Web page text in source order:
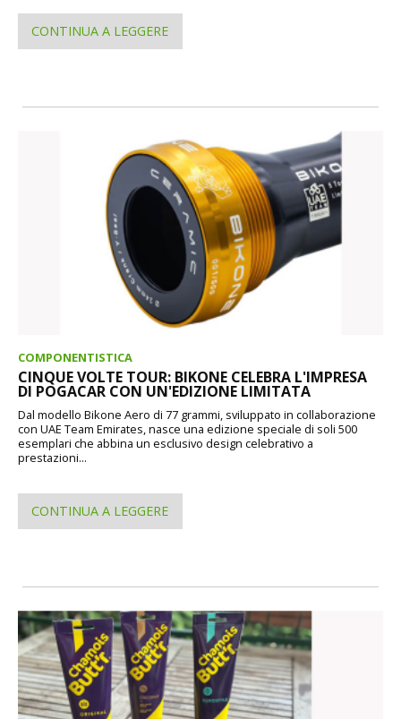
CONTINUA A LEGGERE
COMPONENTISTICA
CINQUE VOLTE TOUR: BIKONE CELEBRA L'IMPRESA
DI POGACAR CON UN'EDIZIONE LIMITATA
Dal modello Bikone Aero di 77 grammi, sviluppato in collaborazione
con UAE Team Emirates, nasce una edizione speciale di soli 500
esemplari che abbina un esclusivo design celebrativo a
prestazioni...
CONTINUA A LEGGERE